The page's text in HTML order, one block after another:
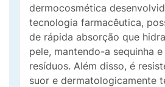
dermocosmética
tecnologia farmacêutica,
de rápida absorção que
pele, mantendo-a sequinha
resíduos. Além disso, é
suor e dermatologicamente